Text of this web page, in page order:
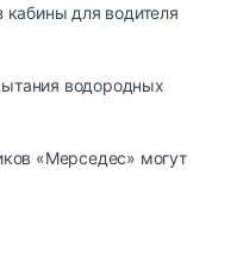
кабины для водителя
водородных
«Мерседес» могут